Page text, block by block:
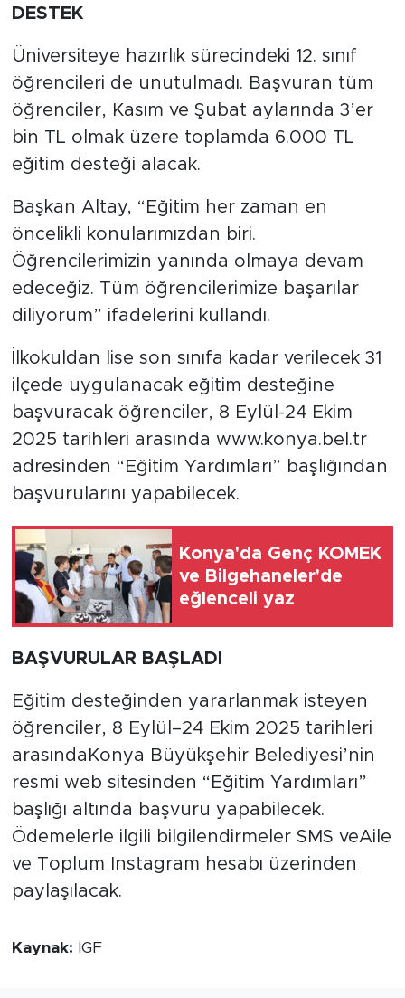
DESTEK
Üniversiteye hazırlık sürecindeki 12. sınıf
öğrencileri de unutulmadı. Başvuran tüm
öğrenciler, Kasım ve Şubat aylarında 3’er
bin TL olmak üzere toplamda 6.000 TL
eğitim desteği alacak.
Başkan Altay, “Eğitim her zaman en
öncelikli konularımızdan biri.
Öğrencilerimizin yanında olmaya devam
edeceğiz. Tüm öğrencilerimize başarılar
diliyorum” ifadelerini kullandı.
İlkokuldan lise son sınıfa kadar verilecek 31
ilçede uygulanacak eğitim desteğine
başvuracak öğrenciler, 8 Eylül-24 Ekim
2025 tarihleri arasında www.konya.bel.tr
adresinden “Eğitim Yardımları” başlığından
başvurularını yapabilecek.
Konya'da Genç KOMEK
ve Bilgehaneler'de
eğlenceli yaz
BAŞVURULAR BAŞLADI
Eğitim desteğinden yararlanmak isteyen
öğrenciler, 8 Eylül–24 Ekim 2025 tarihleri
arasındaKonya Büyükşehir Belediyesi’nin
resmi web sitesinden “Eğitim Yardımları”
başlığı altında başvuru yapabilecek.
Ödemelerle ilgili bilgilendirmeler SMS veAile
ve Toplum Instagram hesabı üzerinden
paylaşılacak.
Kaynak: İGF